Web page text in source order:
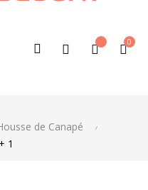
Rechercher 0
de Canapé
1